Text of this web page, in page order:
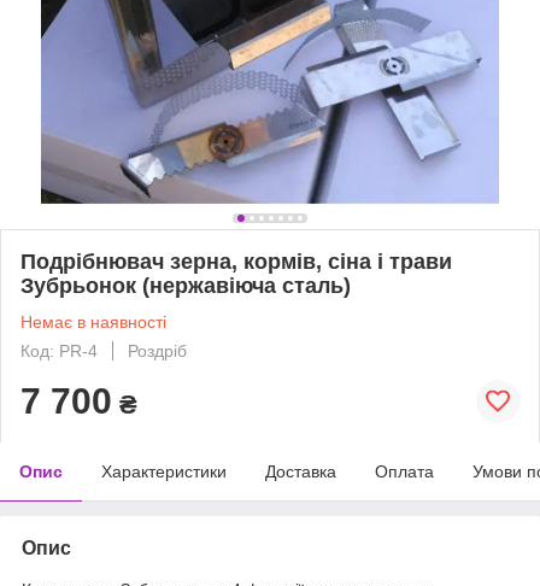
Подрібнювач зерна, кормів, сіна і трави
Зубрьонок (нержавіюча сталь)
Немає в наявності
Код: PR-4
Роздріб
7 700 ₴
Опис Характеристики Доставка Оплата Умови
Опис